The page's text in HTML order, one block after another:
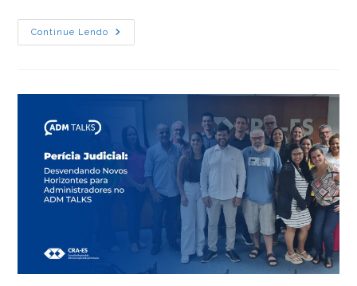
Continue Lendo
Workshop
Do
Estratégias
Para
Commerce
Em
2024